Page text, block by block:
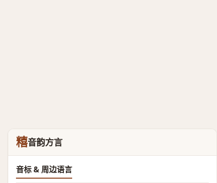
糦音韵方言
音标 & 周边语言